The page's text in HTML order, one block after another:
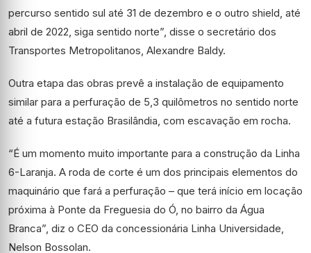
percurso sentido sul até 31 de dezembro e o outro shield, até
abril de 2022, siga sentido norte”, disse o secretário dos
Transportes Metropolitanos, Alexandre Baldy.
Outra etapa das obras prevê a instalação de equipamento
similar para a perfuração de 5,3 quilômetros no sentido norte
até a futura estação Brasilândia, com escavação em rocha.
“É um momento muito importante para a construção da Linha
6-Laranja. A roda de corte é um dos principais elementos do
maquinário que fará a perfuração – que terá início em locação
próxima à Ponte da Freguesia do Ó, no bairro da Água
Branca”, diz o CEO da concessionária Linha Universidade,
Nelson Bossolan.